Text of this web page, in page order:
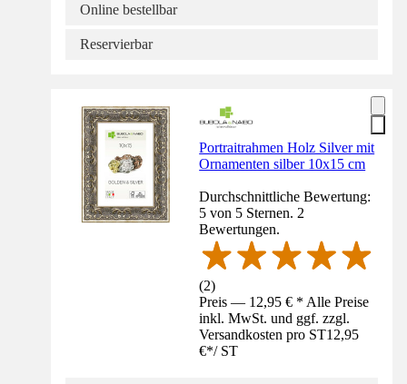
Online bestellbar
Reservierbar
Portraitrahmen Holz Silver mit
Ornamenten silber 10x15 cm
Durchschnittliche Bewertung:
5 von 5 Sternen. 2
Bewertungen.
(2)
Preis — 12,95 € * Alle Preise
inkl. MwSt. und ggf. zzgl.
Versandkosten pro ST12,95
€*/ ST